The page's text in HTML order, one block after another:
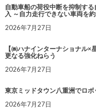
自動車船の荷役中断を抑制す
入 ～自力走行できない車両を
2026年7月27日
【㈱ハナインターナショナル
更なる強化ねらう
2026年7月27日
東京ミッドタウン八重洲でロ
2026年7月27日